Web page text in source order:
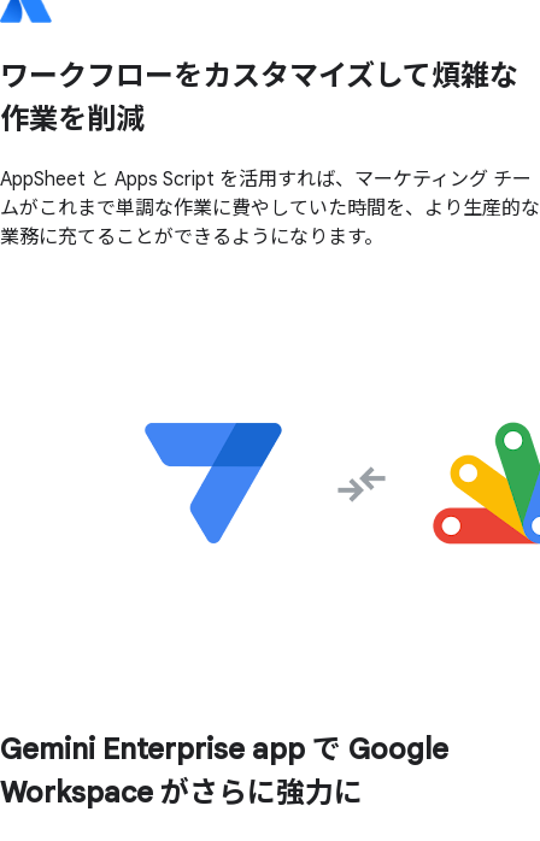
ワークフローをカスタマイズして煩雑な
作業を削減
AppSheet と Apps Script を活用すれば、マーケティング チー
ムがこれまで単調な作業に費やしていた時間を、より生産的な
業務に充てることができるようになります。
Gemini Enterprise app で Google
Workspace がさらに強力に